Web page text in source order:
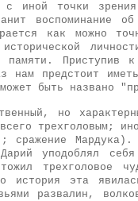
с иной точки
воспоминание
как можно
памяти.
нам предстоит
быть названо
но
трехголовым;
Мардука).
уподоблял
история эта
развалин,